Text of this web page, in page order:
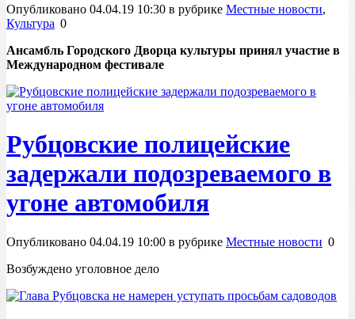
Опубликовано 04.04.19 10:30 в рубрике Местные новости,
Культура 0
Ансамбль Городского Дворца культуры принял участие в
Международном фестивале
Рубцовские полицейские
задержали подозреваемого в
угоне автомобиля
Опубликовано 04.04.19 10:00 в рубрике Местные новости 0
Возбуждено уголовное дело